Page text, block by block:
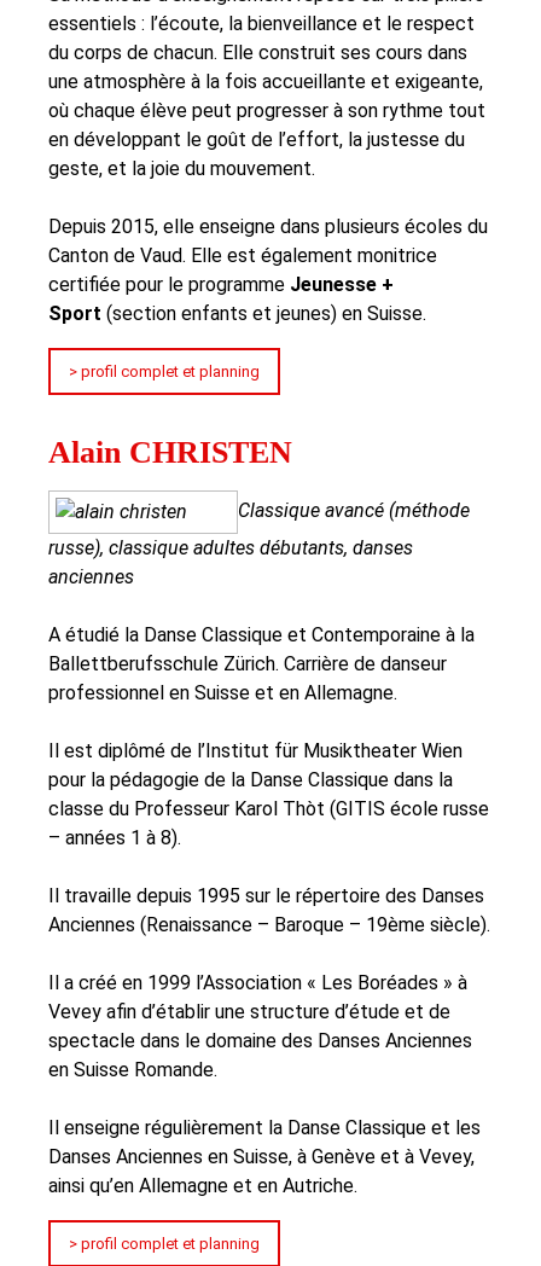
essentiels : l’écoute, la bienveillance et le respect
du corps de chacun. Elle construit ses cours dans
une atmosphère à la fois accueillante et exigeante,
où chaque élève peut progresser à son rythme tout
en développant le goût de l’effort, la justesse du
geste, et la joie du mouvement.
Depuis 2015, elle enseigne dans plusieurs écoles du
Canton de Vaud. Elle est également monitrice
certifiée pour le programme Jeunesse +
Sport (section enfants et jeunes) en Suisse.
> profil complet et planning
Alain CHRISTEN
Classique avancé (méthode
russe), classique adultes débutants, danses
anciennes
A étudié la Danse Classique et Contemporaine à la
Ballettberufsschule Zürich. Carrière de danseur
professionnel en Suisse et en Allemagne.
Il est diplômé de l’Institut für Musiktheater Wien
pour la pédagogie de la Danse Classique dans la
classe du Professeur Karol Thòt (GITIS école russe
– années 1 à 8).
Il travaille depuis 1995 sur le répertoire des Danses
Anciennes (Renaissance – Baroque – 19ème siècle).
Il a créé en 1999 l’Association « Les Boréades » à
Vevey afin d’établir une structure d’étude et de
spectacle dans le domaine des Danses Anciennes
en Suisse Romande.
Il enseigne régulièrement la Danse Classique et les
Danses Anciennes en Suisse, à Genève et à Vevey,
ainsi qu’en Allemagne et en Autriche.
> profil complet et planning